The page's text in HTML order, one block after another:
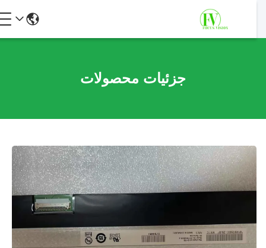
جزئیات محصولات